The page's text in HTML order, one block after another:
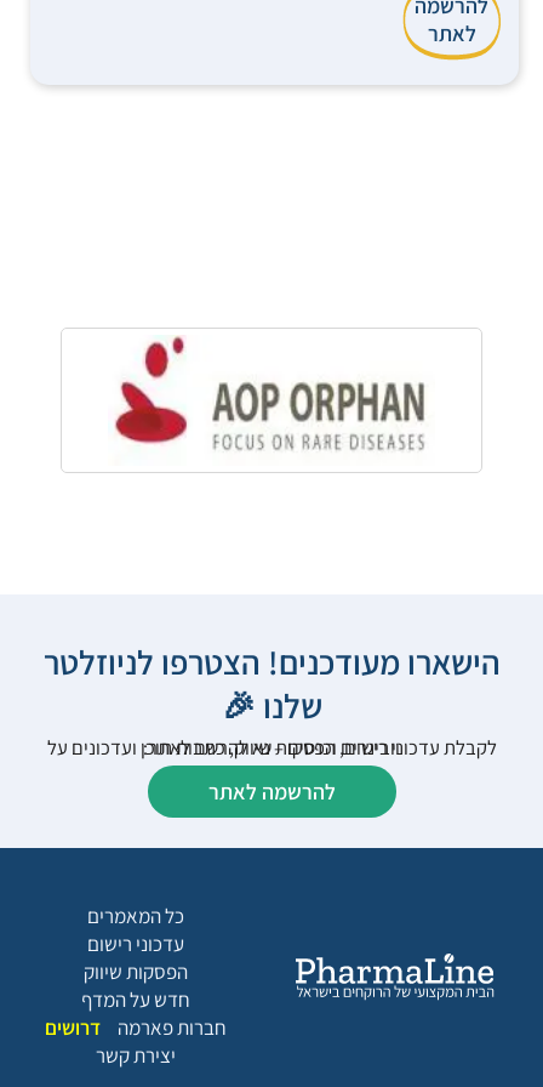
להרשמה
לאתר
הישארו מעודכנים! הצטרפו לניוזלטר
שלנו 🎉
לקבלת עדכוני רישום, הפסקות שיווק, כתבות תוכן ועדכונים על וובינרים וכנסים – נא להרשם לאתר:
להרשמה לאתר
כל המאמרים
עדכוני רישום
הפסקות שיווק
חדש על המדף
חברות פארמה
דרושים
יצירת קשר